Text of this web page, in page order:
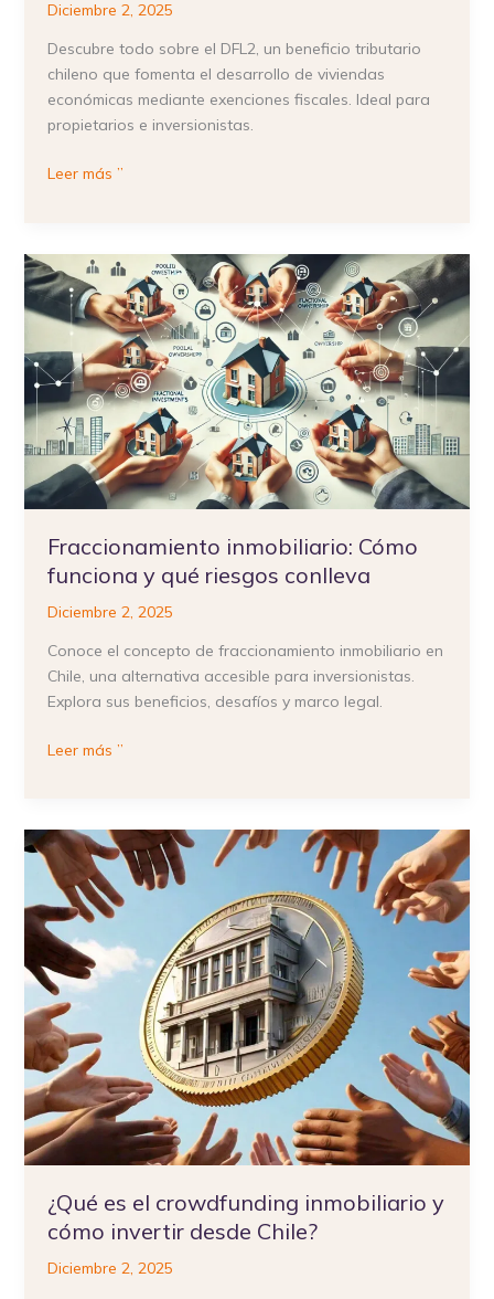
Diciembre 2, 2025
Descubre todo sobre el DFL2, un beneficio tributario
chileno que fomenta el desarrollo de viviendas
económicas mediante exenciones fiscales. Ideal para
propietarios e inversionistas.
Leer más ”
Fraccionamiento inmobiliario: Cómo
funciona y qué riesgos conlleva
Diciembre 2, 2025
Conoce el concepto de fraccionamiento inmobiliario en
Chile, una alternativa accesible para inversionistas.
Explora sus beneficios, desafíos y marco legal.
Fraccionamiento
inmobiliario:
Cómo
funciona
y
qué
riesgos
conlleva
Leer más ”
¿Qué es el crowdfunding inmobiliario y
cómo invertir desde Chile?
Diciembre 2, 2025
¿Qué
es
el
crowdfunding
inmobiliario
y
cómo
invertir
desde
Chile?